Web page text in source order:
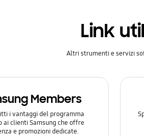
Link
Altri strumenti e servizi
Members
i vantaggi del programma
ai clienti Samsung che offre
e promozioni dedicate.